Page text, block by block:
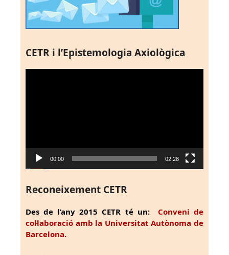
CETR i l’Epistemologia Axiològica
00:00 02:28
Reconeixement CETR
Des de l’any 2015 CETR té un: Conveni de
col·laboració amb la Universitat Autònoma de
Barcelona.